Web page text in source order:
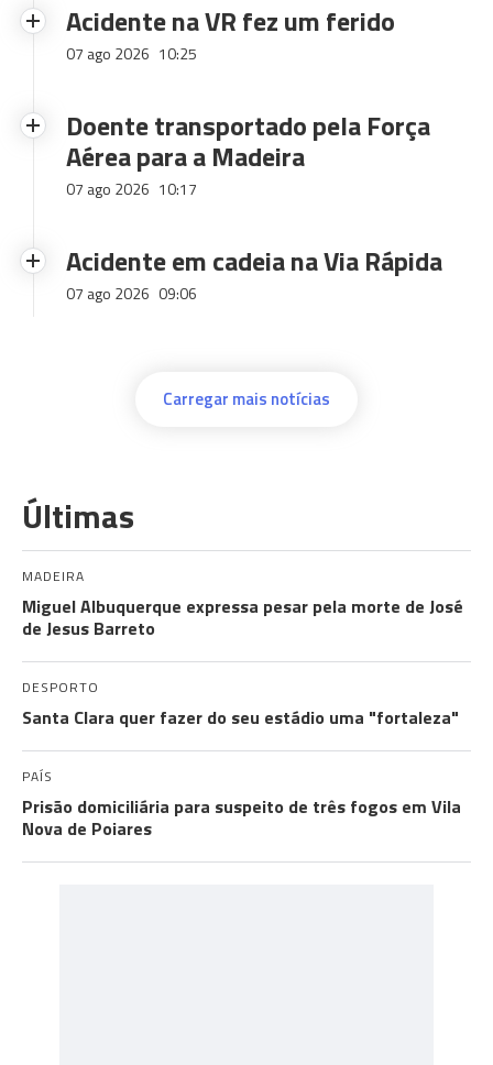
Acidente na VR fez um ferido
07 ago 2026 10:25
Doente transportado pela Força
Aérea para a Madeira
07 ago 2026 10:17
Acidente em cadeia na Via Rápida
07 ago 2026 09:06
Carregar mais notícias
Últimas
MADEIRA
Miguel Albuquerque expressa pesar pela morte de José
de Jesus Barreto
DESPORTO
Santa Clara quer fazer do seu estádio uma "fortaleza"
PAÍS
Prisão domiciliária para suspeito de três fogos em Vila
Nova de Poiares